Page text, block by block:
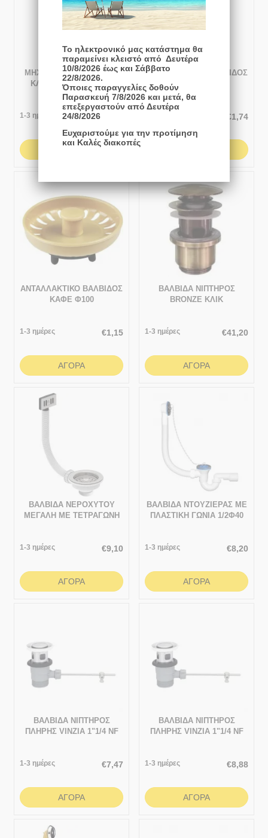
ΜΗΧΑΝΙΣΜΟΣ ΒΑΛΒΙΔΑΣ
ΚΛΙΚ ΓΙΑ 60-3300S,60-
3400S
1-3 ημέρες
ΑΝΤΑΛΛΑΚΤΙΚΟ ΒΑΛΒΙΔΟΣ
ΛΕΥΚΟ Φ100
€1,74
ΑΝΤΑΛΛΑΚΤΙΚΟ ΒΑΛΒΙΔΟΣ
ΚΑΦΕ Φ100
1-3 ημέρες €1,15
ΑΓΟΡΆ
ΒΑΛΒΙΔΑ ΝΙΠΤΗΡΟΣ
BRONZE ΚΛΙΚ
1-3 ημέρες €41,20
ΑΓΟΡΆ
ΒΑΛΒΙΔΑ ΝΕΡΟΧΥΤΟΥ
ΜΕΓΑΛΗ ΜΕ ΤΕΤΡΑΓΩΝΗ
1-3 ημέρες €9,10
ΑΓΟΡΆ
ΒΑΛΒΙΔΑ ΝΤΟΥΖΙΕΡΑΣ ΜΕ
ΠΛΑΣΤΙΚΗ ΓΩΝΙΑ 1/2Φ40
1-3 ημέρες €8,20
ΑΓΟΡΆ
ΒΑΛΒΙΔΑ ΝΙΠΤΗΡΟΣ
ΠΛΗΡΗΣ VINZIA 1"1/4 NF
1-3 ημέρες €7,47
ΑΓΟΡΆ
ΒΑΛΒΙΔΑ ΝΙΠΤΗΡΟΣ
ΠΛΗΡΗΣ VINZIA 1"1/4 NF
1-3 ημέρες €8,88
ΑΓΟΡΆ
Το ηλεκτρονικό μας κατάστημα θα
παραμείνει κλειστό από Δευτέρα
10/8/2026 έως και Σάββατο
22/8/2026.
Όποιες παραγγελίες δοθούν
Παρασκευή 7/8/2026 και μετά, θα
επεξεργαστούν από Δευτέρα
24/8/2026
Ευχαριστούμε για την προτίμηση
και Καλές διακοπές